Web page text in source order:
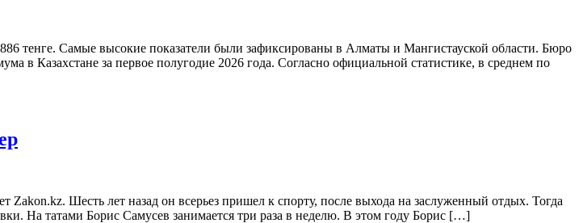
тенге. Самые высокие показатели были зафиксированы в Алматы и Мангистауской области. Бюро
в Казахстане за первое полугодие 2026 года. Согласно официальной статистике, в среднем по
Шесть лет назад он всерьез пришел к спорту, после выхода на заслуженный отдых. Тогда
На татами Борис Самусев занимается три раза в неделю. В этом году Борис […]